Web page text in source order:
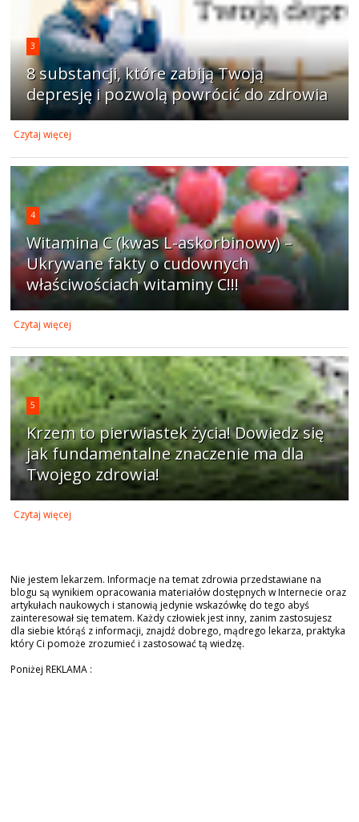
3
8 substancji, które zabiją Twoją
depresję i pozwolą powrócić do zdrowia
Czytaj więcej
4
Witamina C (kwas L-askorbinowy) –
Ukrywane fakty o cudownych
właściwościach witaminy C!!!
Czytaj więcej
5
Krzem to pierwiastek życia! Dowiedz się
jak fundamentalne znaczenie ma dla
Twojego zdrowia!
Czytaj więcej
Nie jestem lekarzem. Informacje na temat zdrowia przedstawiane na
blogu są wynikiem opracowania materiałów dostępnych w Internecie oraz
artykułach naukowych i stanowią jedynie wskazówkę do tego abyś
zainteresował się tematem. Każdy człowiek jest inny, zanim zastosujesz
dla siebie którąś z informacji, znajdź dobrego, mądrego lekarza, praktyka
który Ci pomoże zrozumieć i zastosować tą wiedzę.
Poniżej REKLAMA :